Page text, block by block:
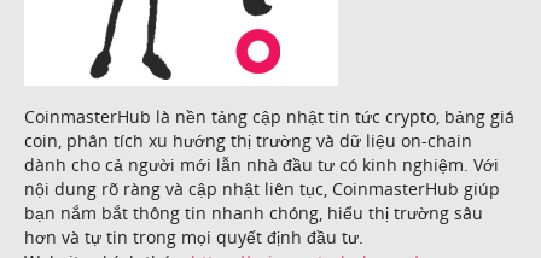
CoinmasterHub là nền tảng cập nhật tin tức crypto, bảng giá
coin, phân tích xu hướng thị trường và dữ liệu on-chain
dành cho cả người mới lẫn nhà đầu tư có kinh nghiệm. Với
nội dung rõ ràng và cập nhật liên tục, CoinmasterHub giúp
bạn nắm bắt thông tin nhanh chóng, hiểu thị trường sâu
hơn và tự tin trong mọi quyết định đầu tư.